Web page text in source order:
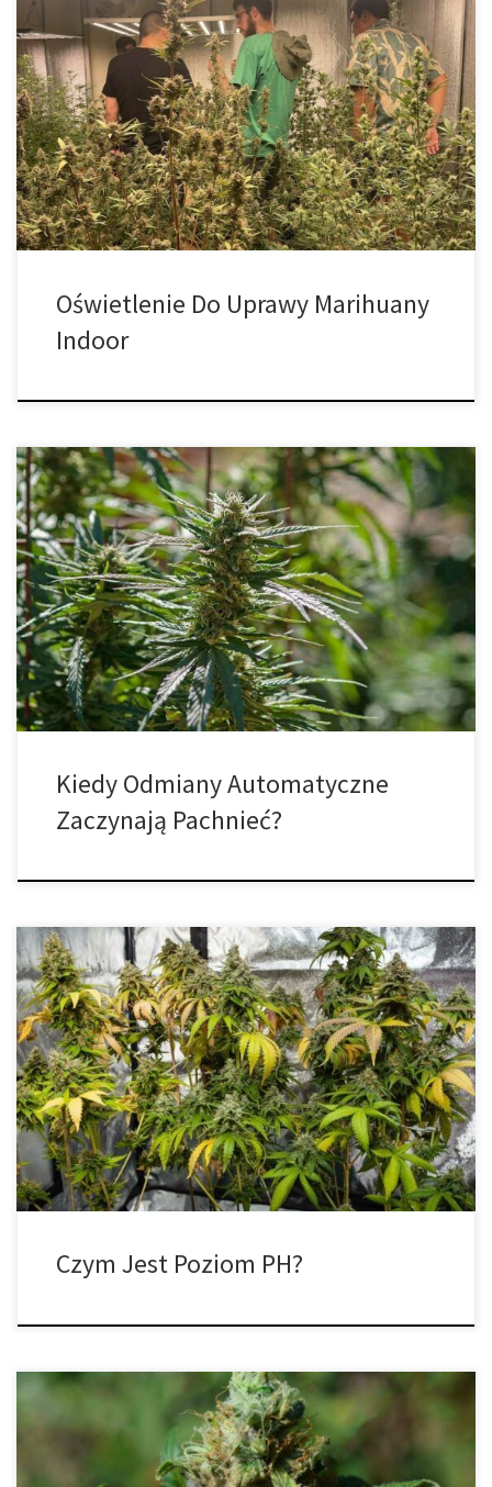
Oświetlenie do uprawy marihuany indoor: LED vs żarówki. Jeśli
chodzi o uprawę nasion feminizowanych w pomieszczeniach,
oświetlenie znajduje się na szczycie listy najważniejszych
elementów. Zapewnienie prawidłowego spektrum światła o
odpowiedniej intensywności może naprawdę zadecydować o
różnicy między rodzajami wydajności i mocy, o których wszyscy
marzymy. Istnieje wiele opcji, każda z […]
Oświetlenie Do Uprawy Marihuany
Indoor
Uprawa konopi indyjskich jest nadal nielegalna w wielu krajach na
całym świecie, hodowcy w pomieszczeniach zamkniętych starają
się wyeliminować zapach, ale może to być trudne, szczególnie
podczas kwitnienia. Wyeliminowanie zapachu w małych uprawach
można osiągnąć za pomocą filtrów węglowych lub dobrej
cyrkulacji powietrza, podczas gdy duże uprawy będą wymagały
bardziej […]
Kiedy Odmiany Automatyczne
Zaczynają Pachnieć?
W jaki sposób bardziej kwaśne lub zasadowe podłoże może
pomóc Twojemu automatowi stać się zdrowszym? Podobnie jak
zapewnienie optymalnego środowiska wzrostu, kontrolowanie
pH jest niezbędne dla spożycia składników odżywczych przez
Twoją roślinę. Utrzymując prawidłowy poziom pH i dostosowując
go do etapu, w którym znajdują się nasiona konopi, gwarantujesz
zdrową roślinę […]
Czym Jest Poziom PH?
Jeśli chcesz mieć płynny cykl wzrostu i brak bólów głowy,
koniecznie zrób wszystko, co w Twojej mocy, aby uniknąć